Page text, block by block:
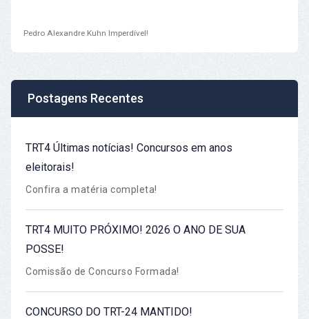
Pedro Alexandre Kuhn Imperdível!
Postagens Recentes
TRT4 Últimas notícias! Concursos em anos
eleitorais!
Confira a matéria completa!
TRT4 MUITO PRÓXIMO! 2026 O ANO DE SUA
POSSE!
Comissão de Concurso Formada!
CONCURSO DO TRT-24 MANTIDO!